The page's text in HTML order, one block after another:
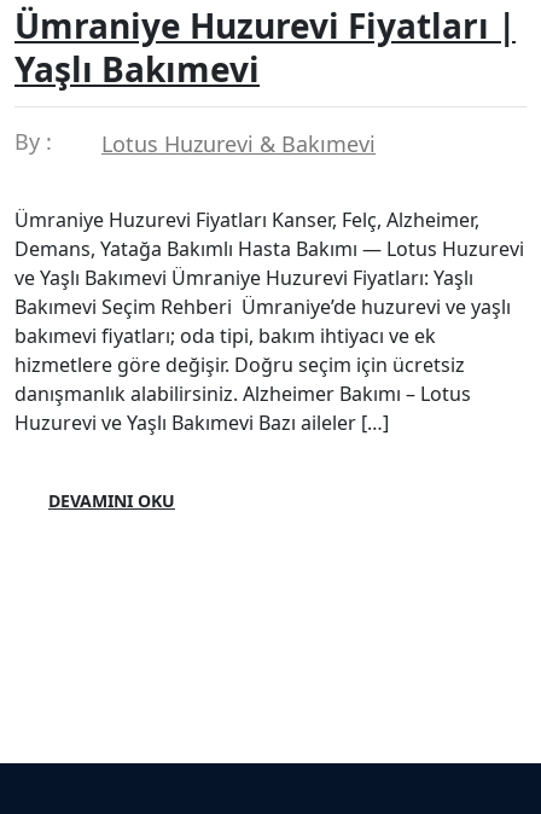
Ümraniye Huzurevi Fiyatları |
Yaşlı Bakımevi
By : Lotus Huzurevi & Bakımevi
Ümraniye Huzurevi Fiyatları Kanser, Felç, Alzheimer,
Demans, Yatağa Bakımlı Hasta Bakımı — Lotus Huzurevi
ve Yaşlı Bakımevi Ümraniye Huzurevi Fiyatları: Yaşlı
Bakımevi Seçim Rehberi Ümraniye’de huzurevi ve yaşlı
bakımevi fiyatları; oda tipi, bakım ihtiyacı ve ek
hizmetlere göre değişir. Doğru seçim için ücretsiz
danışmanlık alabilirsiniz. Alzheimer Bakımı – Lotus
Huzurevi ve Yaşlı Bakımevi Bazı aileler […]
DEVAMINI OKU